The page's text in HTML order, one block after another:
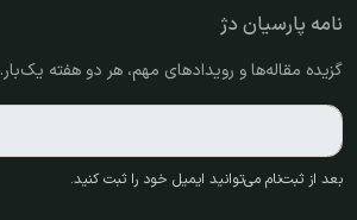
نامه پارسیان دژ
گزیده مقاله‌ها و رویدادهای مهم، هر دو هفته یک‌بار.
ایمیل شما
بعد از ثبت‌نام می‌توانید ایمیل خود را ثبت کنید.